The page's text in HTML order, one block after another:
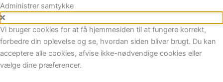
Administrer samtykke
Vi bruger cookies for at få hjemmesiden til at fungere korrekt,
forbedre din oplevelse og se, hvordan siden bliver brugt. Du kan
acceptere alle cookies, afvise ikke-nødvendige cookies eller
vælge dine præferencer.
Funktionsdygtig
Præferencer
Statistikker
Marketing
Gå
til
indholdet